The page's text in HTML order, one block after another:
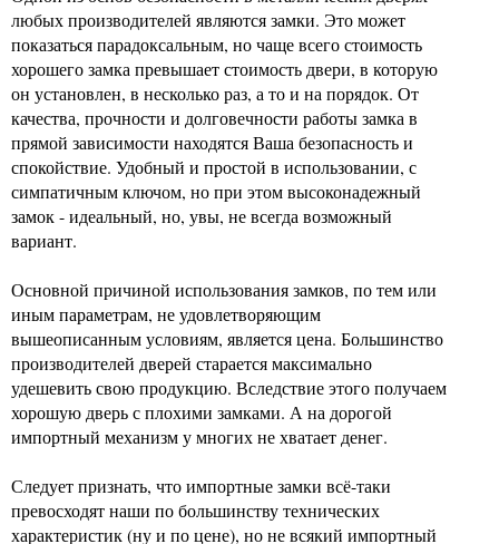
любых производителей являются замки. Это может
показаться парадоксальным, но чаще всего стоимость
хорошего замка превышает стоимость двери, в которую
он установлен, в несколько раз, а то и на порядок. От
качества, прочности и долговечности работы замка в
прямой зависимости находятся Ваша безопасность и
спокойствие. Удобный и простой в использовании, с
симпатичным ключом, но при этом высоконадежный
замок - идеальный, но, увы, не всегда возможный
вариант.
Основной причиной использования замков, по тем или
иным параметрам, не удовлетворяющим
вышеописанным условиям, является цена. Большинство
производителей дверей старается максимально
удешевить свою продукцию. Вследствие этого получаем
хорошую дверь с плохими замками. А на дорогой
импортный механизм у многих не хватает денег.
Следует признать, что импортные замки всё-таки
превосходят наши по большинству технических
характеристик (ну и по цене), но не всякий импортный